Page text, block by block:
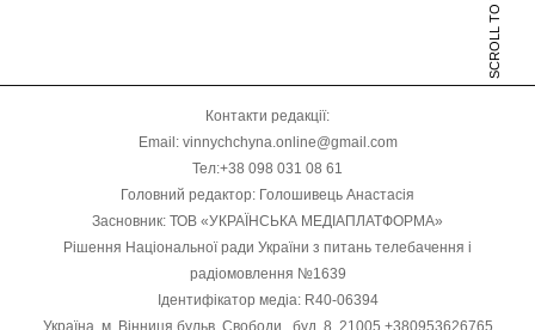
SCROLL TO TOP
Контакти редакції:
Email: vinnychchyna.online@gmail.com
Тел:+38 098 031 08 61
Головний редактор: Голошивець Анастасія
Засновник: ТОВ «УКРАЇНСЬКА МЕДІАПЛАТФОРМА»
Рішення Національної ради України з питань телебачення і
радіомовлення №1639
Ідентифікатор медіа: R40-06394
Україна, м. Вінниця бульв. Свободи , буд. 8, 21005 +380953626765